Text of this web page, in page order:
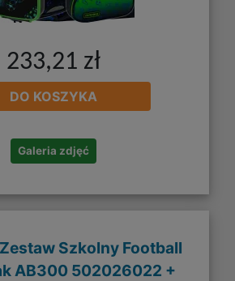
233,21 zł
DO KOSZYKA
Galeria zdjęć
Szkolny Football
AB300 502026022 +